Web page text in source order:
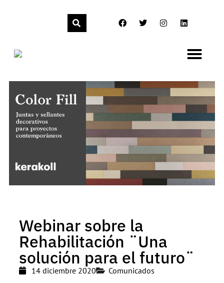
Webinar sobre la
Rehabilitación ¨Una
solución para el futuro¨
14 diciembre 2020
Comunicados